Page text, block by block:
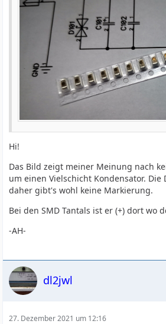
Hi!
Das Bild zeigt meiner Meinung nach
um einen Vielschicht Kondensator.
daher gibt's wohl keine Markierung.
Bei den SMD Tantals ist er (+) dort wo
-AH-
dl2jwl
27. Dezember 2021 um 12:16